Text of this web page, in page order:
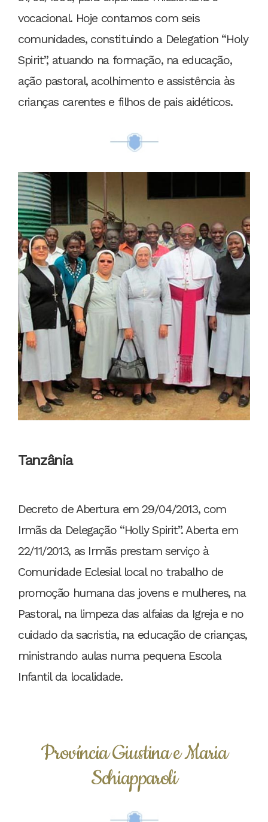
vocacional. Hoje contamos com seis
comunidades, constituindo a Delegation “Holy
Spirit”, atuando na formação, na educação,
ação pastoral, acolhimento e assistência às
crianças carentes e filhos de pais aidéticos.
Tanzânia
Decreto de Abertura em 29/04/2013, com
Irmãs da Delegação “Holly Spirit”. Aberta em
22/11/2013, as Irmãs prestam serviço à
Comunidade Eclesial local no trabalho de
promoção humana das jovens e mulheres, na
Pastoral, na limpeza das alfaias da Igreja e no
cuidado da sacristia, na educação de crianças,
ministrando aulas numa pequena Escola
Infantil da localidade.
Província Giustina e Maria
Schiapparoli